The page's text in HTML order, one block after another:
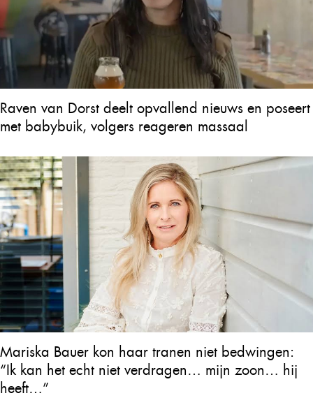
Raven van Dorst deelt opvallend nieuws en poseert
met babybuik, volgers reageren massaal
Mariska Bauer kon haar tranen niet bedwingen:
“Ik kan het echt niet verdragen… mijn zoon… hij
heeft…”